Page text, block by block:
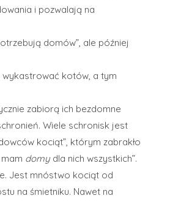
i pozwalają na
domów”, ale później
wykastrować kotów, a tym
zabiorą ich bezdomne
Wiele schronisk jest
kociąt”, którym zabrakło
domy dla nich wszystkich”.
Jest mnóstwo kociąt od
na śmietniku. Nawet na